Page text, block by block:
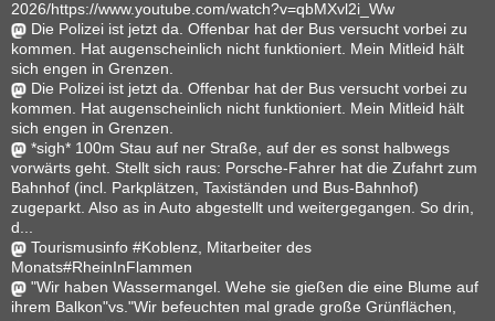
2026/https://www.youtube.com/watch?v=qbMXvl2i_Ww
Die Polizei ist jetzt da. Offenbar hat der Bus versucht vorbei zu
kommen. Hat augenscheinlich nicht funktioniert. Mein Mitleid hält
sich engen in Grenzen.
Die Polizei ist jetzt da. Offenbar hat der Bus versucht vorbei zu
kommen. Hat augenscheinlich nicht funktioniert. Mein Mitleid hält
sich engen in Grenzen.
*sigh* 100m Stau auf ner Straße, auf der es sonst halbwegs
vorwärts geht. Stellt sich raus: Porsche-Fahrer hat die Zufahrt zum
Bahnhof (incl. Parkplätzen, Taxiständen und Bus-Bahnhof)
zugeparkt. Also as in Auto abgestellt und weitergegangen. So drin,
d...
Tourismusinfo #Koblenz, Mitarbeiter des
Monats#RheinInFlammen
"Wir haben Wassermangel. Wehe sie gießen die eine Blume auf
ihrem Balkon"vs."Wir befeuchten mal grade große Grünflächen,